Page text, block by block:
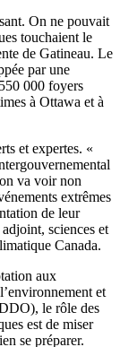
On ne pouvait
touchaient le
de Gatineau. Le
par une
000 foyers
à Ottawa et à
et expertes. «
va voir non
extrêmes
de leur
sciences et
Canada.
aux
et
le rôle des
est de miser
se préparer.